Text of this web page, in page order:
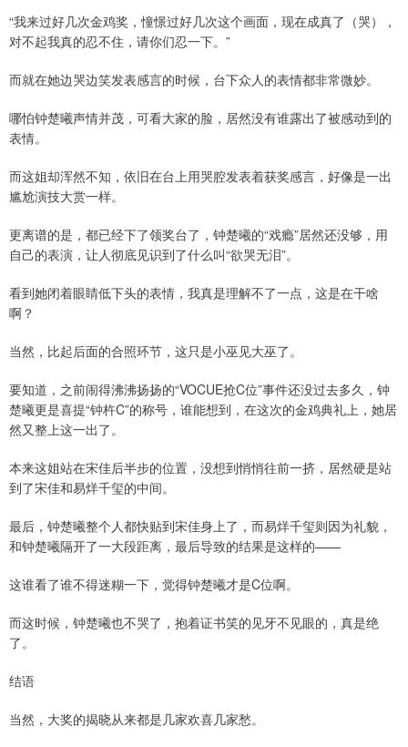
“我来过好几次金鸡奖，憧憬过好几次这个画面，现在成真了（哭），
对不起我真的忍不住，请你们忍一下。”
而就在她边哭边笑发表感言的时候，台下众人的表情都非常微妙。
哪怕钟楚曦声情并茂，可看大家的脸，居然没有谁露出了被感动到的
表情。
而这姐却浑然不知，依旧在台上用哭腔发表着获奖感言，好像是一出
尴尬演技大赏一样。
更离谱的是，都已经下了领奖台了，钟楚曦的“戏瘾”居然还没够，用
自己的表演，让人彻底见识到了什么叫“欲哭无泪”。
看到她闭着眼睛低下头的表情，我真是理解不了一点，这是在干啥
啊？
当然，比起后面的合照环节，这只是小巫见大巫了。
要知道，之前闹得沸沸扬扬的“VOCUE抢C位”事件还没过去多久，钟
楚曦更是喜提“钟杵C”的称号，谁能想到，在这次的金鸡典礼上，她居
然又整上这一出了。
本来这姐站在宋佳后半步的位置，没想到悄悄往前一挤，居然硬是站
到了宋佳和易烊千玺的中间。
最后，钟楚曦整个人都快贴到宋佳身上了，而易烊千玺则因为礼貌，
和钟楚曦隔开了一大段距离，最后导致的结果是这样的——
这谁看了谁不得迷糊一下，觉得钟楚曦才是C位啊。
而这时候，钟楚曦也不哭了，抱着证书笑的见牙不见眼的，真是绝
了。
结语
当然，大奖的揭晓从来都是几家欢喜几家愁。